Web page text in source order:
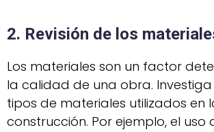
2. Revisión de los
Los materiales son un factor
la calidad de una obra.
tipos de materiales utilizados en
construcción. Por ejemplo, el uso